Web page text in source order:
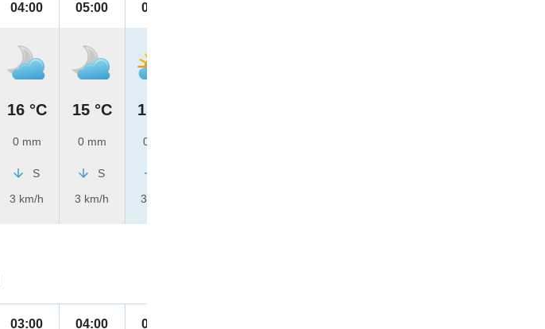
04:00
16 °C
0 mm
S
3 km/h
05:00
15 °C
0 mm
S
3 km/h
06:00
15 °C
0 mm
3 km/h
03:00 04:00 05:00